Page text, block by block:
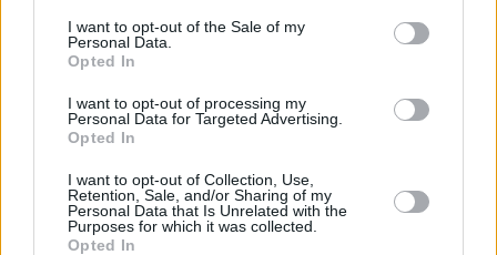
I want to opt-out of the Sale of my
Personal Data.
Opted In
I want to opt-out of processing my
Personal Data for Targeted Advertising.
Opted In
I want to opt-out of Collection, Use,
Retention, Sale, and/or Sharing of my
Personal Data that Is Unrelated with the
Purposes for which it was collected.
Opted In
Multiplex ZDF
Multiplex freenet #1
Multiplex freenet #3
O webu parabola.cz•O souborech cookies•
Dovolená u moře•Bazény